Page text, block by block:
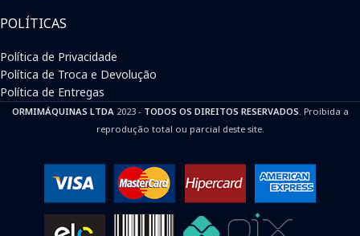
POLÍTICAS
Política de Privacidade
Política de Troca e Devolução
Política de Entregas
ORMIMÁQUINAS LTDA2023 - TODOS OS DIREITOS RESERVADOS. Proibida a
reprodução total ou parcial deste site.